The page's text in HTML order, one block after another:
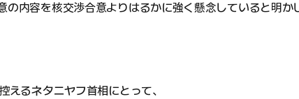
の内容を核交渉合意よりはるかに強く懸念していると明か
えるネタニヤフ首相にとって、